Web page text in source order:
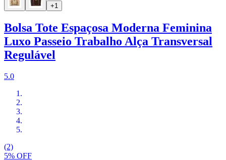
+1
Bolsa Tote Espaçosa Moderna Feminina
Luxo Passeio Trabalho Alça Transversal
Regulável
5.0
(2)
5% OFF